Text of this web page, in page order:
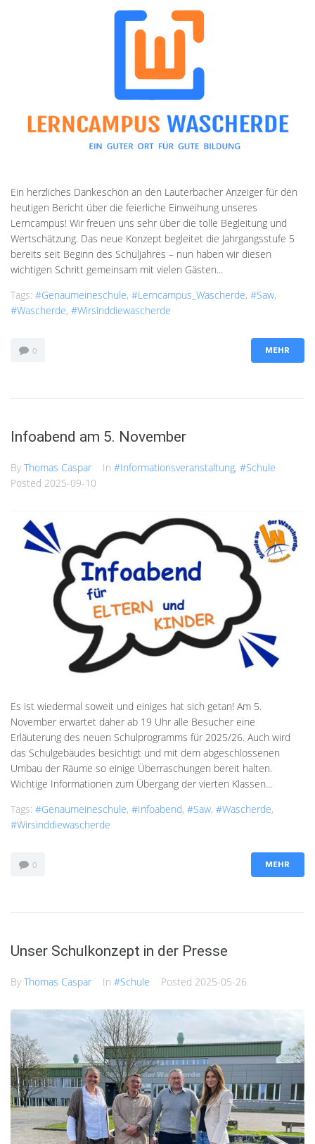
Ein herzliches Dankeschön an den Lauterbacher Anzeiger für den
heutigen Bericht über die feierliche Einweihung unseres
Lerncampus! Wir freuen uns sehr über die tolle Begleitung und
Wertschätzung. Das neue Konzept begleitet die Jahrgangsstufe 5
bereits seit Beginn des Schuljahres – nun haben wir diesen
wichtigen Schritt gemeinsam mit vielen Gästen...
Tags: #genaumeineschule, #Lerncampus_Wascherde, #saw,
#Wascherde, #wirsinddiewascherde
0 MEHR
Infoabend am 5. November
By Thomas Caspar In #Informationsveranstaltung, #Schule
Posted 2025-09-10
Es ist wiedermal soweit und einiges hat sich getan! Am 5.
November erwartet daher ab 19 Uhr alle Besucher eine
Erläuterung des neuen Schulprogramms für 2025/26. Auch wird
das Schulgebäudes besichtigt und mit dem abgeschlossenen
Umbau der Räume so einige Überraschungen bereit halten.
Wichtige Informationen zum Übergang der vierten Klassen...
Tags: #genaumeineschule, #Infoabend, #saw, #Wascherde,
#wirsinddiewascherde
0 MEHR
Unser Schulkonzept in der Presse
By Thomas Caspar In #Schule Posted 2025-05-26